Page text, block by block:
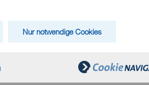
Nur notwendige Cookies
auf lange
dafür müssen
von den
Augenhöhe und in
arbeiten im